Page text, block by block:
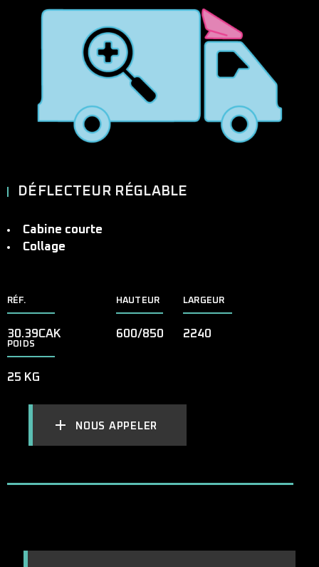
DÉFLECTEUR RÉGLABLE
Cabine courte
Collage
RÉF.
30.39CAK
HAUTEUR
600/850
LARGEUR
2240
POIDS
25 KG
NOUS APPELER